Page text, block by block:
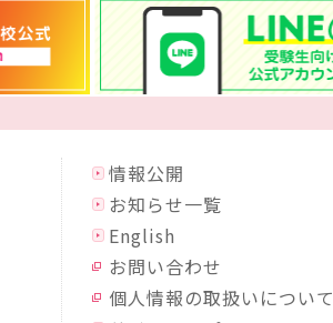
情報公開
お知らせ一覧
English
お問い合わせ
個人情報の取扱いについて